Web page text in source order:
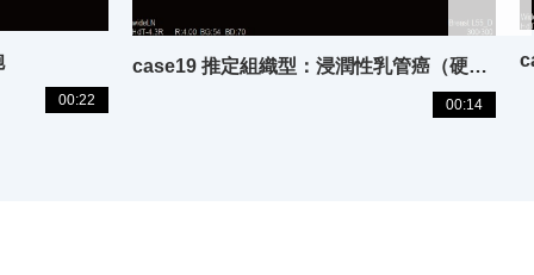
00:22
case19 推定組織型：浸潤性乳管癌（硬性型）
00:14